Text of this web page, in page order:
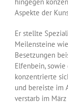
Aspekte der
Er stellte
Meilensteine
Besetzungen
Elfenbein,
konzentrierte
und bereiste im
verstarb im